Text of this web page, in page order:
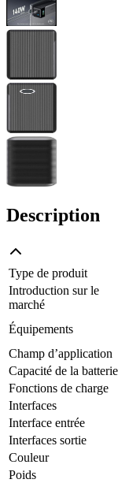
Description
Type de produit
Introduction sur le
marché
Équipements
Champ d’application
Capacité de la batterie
Fonctions de charge
Interfaces
Interface entrée
Interfaces sortie
Couleur
Poids